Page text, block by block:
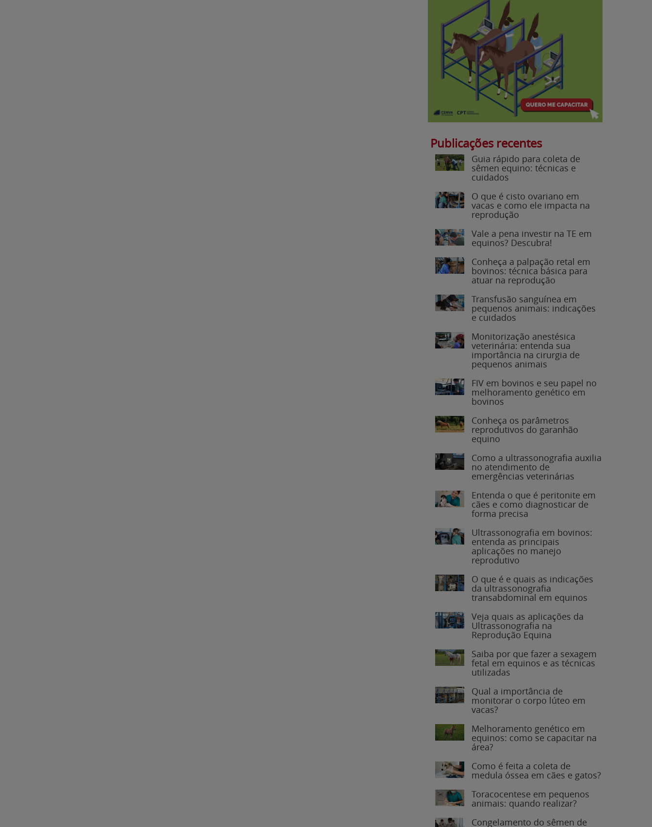
Publicações recentes
Guia rápido para coleta de
sêmen equino: técnicas e
cuidados
O que é cisto ovariano em
vacas e como ele impacta na
reprodução
Vale a pena investir na TE em
equinos? Descubra!
Conheça a palpação retal em
bovinos: técnica básica para
atuar na reprodução
Transfusão sanguínea em
pequenos animais: indicações
e cuidados
Monitorização anestésica
veterinária: entenda sua
importância na cirurgia de
pequenos animais
FIV em bovinos e seu papel no
melhoramento genético em
bovinos
Conheça os parâmetros
reprodutivos do garanhão
equino
Como a ultrassonografia auxilia
no atendimento de
emergências veterinárias
Entenda o que é peritonite em
cães e como diagnosticar de
forma precisa
Ultrassonografia em bovinos:
entenda as principais
aplicações no manejo
reprodutivo
O que é e quais as indicações
da ultrassonografia
transabdominal em equinos
Veja quais as aplicações da
Ultrassonografia na
Reprodução Equina
Saiba por que fazer a sexagem
fetal em equinos e as técnicas
utilizadas
Qual a importância de
monitorar o corpo lúteo em
vacas?
Melhoramento genético em
equinos: como se capacitar na
área?
Como é feita a coleta de
medula óssea em cães e gatos?
Toracocentese em pequenos
animais: quando realizar?
Congelamento do sêmen de